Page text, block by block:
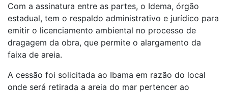
Com a assinatura entre as partes, o Idema, órgão
estadual, tem o respaldo administrativo e jurídico para
emitir o licenciamento ambiental no processo de
dragagem da obra, que permite o alargamento da
faixa de areia.
A cessão foi solicitada ao Ibama em razão do local
onde será retirada a areia do mar pertencer ao